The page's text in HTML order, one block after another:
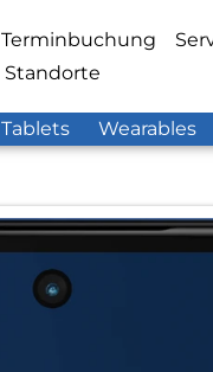
Terminbuchung
Standorte
Tablets Wearables